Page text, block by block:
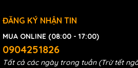
ĐĂNG KÝ NHẬN TIN
MUA ONLINE (08:00 - 17:00)
0904251826
Tất cả các ngày trong tuần (Trừ tết